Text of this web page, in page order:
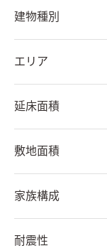
建物種別
エリア
延床面積
敷地面積
家族構成
耐震性